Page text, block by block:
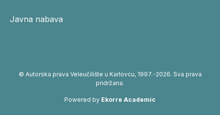
Javna nabava
© Autorska prava Veleučilište u Karlovcu, 1997.-2026. Sva prava
pridržana.
Powered by Ekorre Academic